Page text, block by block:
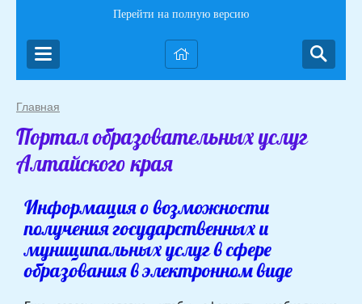
Перейти на полную версию
Главная
Портал образовательных услуг
Алтайского края
Информация о возможности
получения государственных и
муниципальных услуг в сфере
образования в электронном виде